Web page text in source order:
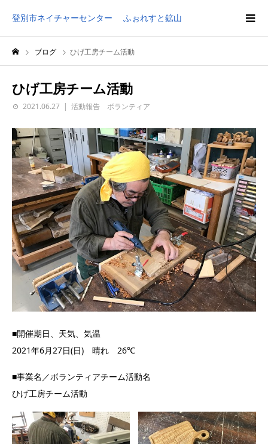
登別市ネイチャーセンター ふぉれすと鉱山
ブログ ひげ工房チーム活動
ひげ工房チーム活動
2021.06.27 活動報告 ボランティア
■開催期日、天気、気温
2021年6月27日(日) 晴れ 26℃
■事業名／ボランティアチーム活動名
ひげ工房チーム活動